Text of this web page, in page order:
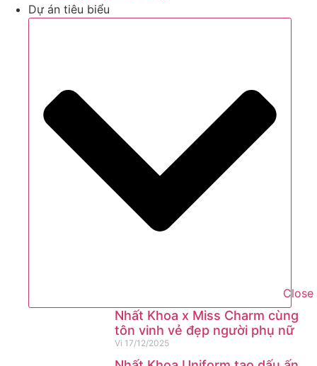
Dự án tiêu biểu
Nhất Khoa x Miss Charm cùng
tôn vinh vẻ đẹp người phụ nữ
Vi 17/12/2025